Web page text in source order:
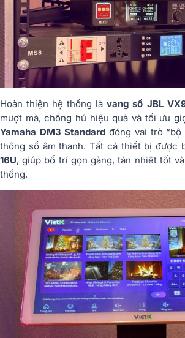
Hoàn thiện hệ thống làvang số JBL
mượt mà, chống hú hiệu quả và tối ưu
Yamaha DM3 Standard đóng vai trò “bộ
thông số âm thanh. Tất cả thiết bị được
16U, giúp bố trí gọn gàng, tản nhiệt tốt
thống.